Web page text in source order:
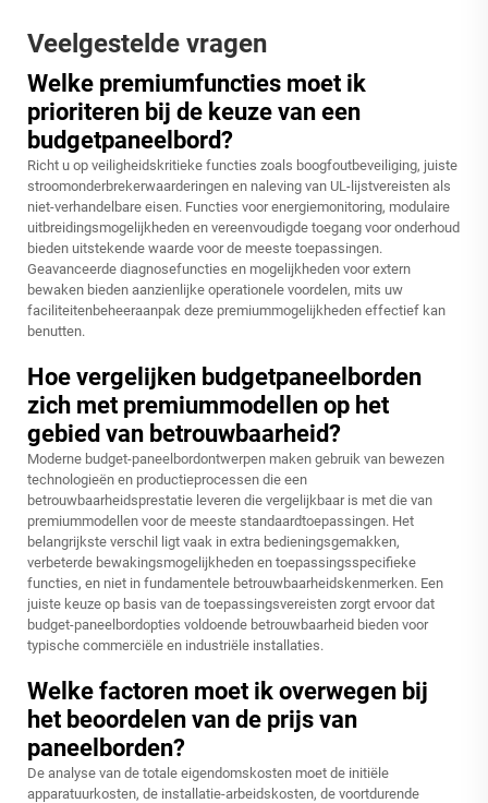
Veelgestelde vragen
Welke premiumfuncties moet ik
prioriteren bij de keuze van een
budgetpaneelbord?
Richt u op veiligheidskritieke functies zoals boogfoutbeveiliging, juiste
stroomonderbrekerwaarderingen en naleving van UL-lijstvereisten als
niet-verhandelbare eisen. Functies voor energiemonitoring, modulaire
uitbreidingsmogelijkheden en vereenvoudigde toegang voor onderhoud
bieden uitstekende waarde voor de meeste toepassingen.
Geavanceerde diagnosefuncties en mogelijkheden voor extern
bewaken bieden aanzienlijke operationele voordelen, mits uw
faciliteitenbeheeraanpak deze premiummogelijkheden effectief kan
benutten.
Hoe vergelijken budgetpaneelborden
zich met premiummodellen op het
gebied van betrouwbaarheid?
Moderne budget-paneelbordontwerpen maken gebruik van bewezen
technologieën en productieprocessen die een
betrouwbaarheidsprestatie leveren die vergelijkbaar is met die van
premiummodellen voor de meeste standaardtoepassingen. Het
belangrijkste verschil ligt vaak in extra bedieningsgemakken,
verbeterde bewakingsmogelijkheden en toepassingsspecifieke
functies, en niet in fundamentele betrouwbaarheidskenmerken. Een
juiste keuze op basis van de toepassingsvereisten zorgt ervoor dat
budget-paneelbordopties voldoende betrouwbaarheid bieden voor
typische commerciële en industriële installaties.
Welke factoren moet ik overwegen bij
het beoordelen van de prijs van
paneelborden?
De analyse van de totale eigendomskosten moet de initiële
apparatuurkosten, de installatie-arbeidskosten, de voortdurende